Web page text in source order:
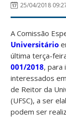
25/04/2018
A Comissão
Universitário
última terça-
001/2018, para
interessados
de Reitor da
(UFSC), a ser
podem ser